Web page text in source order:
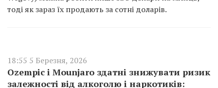
тоді як зараз їх продають за сотні доларів.
18:55 5 Березня, 2026
Ozempic і Mounjaro здатні знижувати ризик
залежності від алкоголю і наркотиків: